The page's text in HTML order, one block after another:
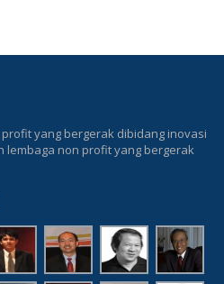
yang bergerak dibidang inovasi
lembaga non profit yang bergerak